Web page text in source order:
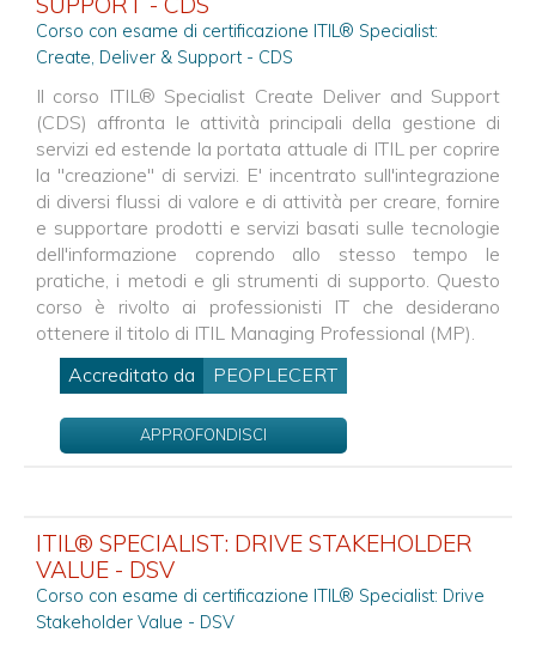
Corso con esame di certificazione ITIL® Specialist:
Create, Deliver & Support - CDS
Il corso ITIL® Specialist Create Deliver and Support
(CDS) affronta le attività principali della gestione di
servizi ed estende la portata attuale di ITIL per coprire
la "creazione" di servizi. E' incentrato sull'integrazione
di diversi flussi di valore e di attività per creare, fornire
e supportare prodotti e servizi basati sulle tecnologie
dell'informazione coprendo allo stesso tempo le
pratiche, i metodi e gli strumenti di supporto. Questo
corso è rivolto ai professionisti IT che desiderano
ottenere il titolo di ITIL Managing Professional (MP).
Accreditato da
PEOPLECERT
APPROFONDISCI
ITIL® SPECIALIST: DRIVE STAKEHOLDER
VALUE - DSV
Corso con esame di certificazione ITIL® Specialist: Drive
Stakeholder Value - DSV